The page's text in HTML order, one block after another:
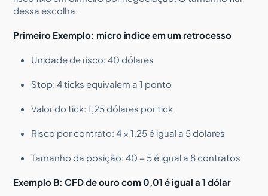
dessa escolha.
Primeiro Exemplo: micro índice em um retrocesso
Unidade de risco: 40 dólares
Stop: 4 ticks equivalem a 1 ponto
Valor do tick: 1,25 dólares por tick
Risco por contrato: 4 × 1,25 é igual a 5 dólares
Tamanho da posição: 40 ÷ 5 é igual a 8 contratos
Exemplo B: CFD de ouro com 0,01 é igual a 1 dólar